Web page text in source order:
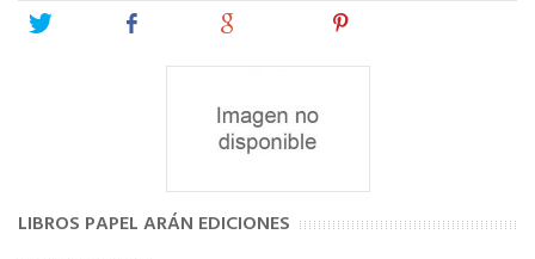
Tweet
LIBROS PAPEL ARÁN EDICIONES